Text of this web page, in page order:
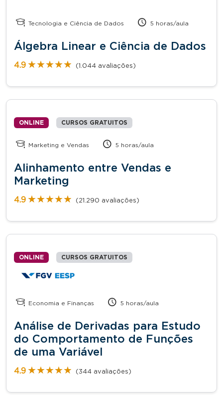
Tecnologia e Ciência de Dados 5 horas/aula
Álgebra Linear e Ciência de Dados
4.9 ★★★★★
★★★★★ (1.044 avaliações)
ONLINE CURSOS GRATUITOS
Marketing e Vendas 5 horas/aula
Alinhamento entre Vendas e
Marketing
4.9 ★★★★★
★★★★★ (21.290 avaliações)
ONLINE CURSOS GRATUITOS
Economia e Finanças 5 horas/aula
Análise de Derivadas para Estudo
do Comportamento de Funções
de uma Variável
4.9 ★★★★★
★★★★★ (344 avaliações)